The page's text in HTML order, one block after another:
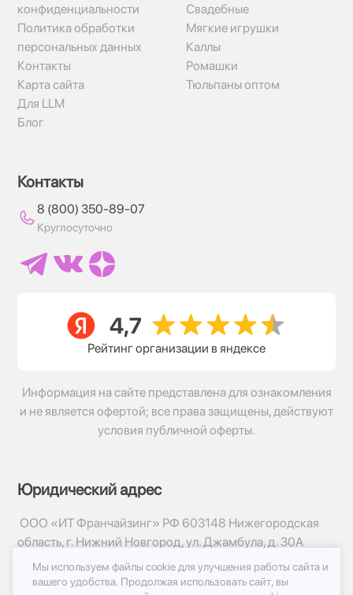
конфиденциальности
Политика обработки
персональных данных
Контакты
Карта сайта
Для LLM
Блог
Свадебные
Мягкие игрушки
Каллы
Ромашки
Тюльпаны оптом
Контакты
8 (800) 350-89-07
Круглосуточно
Рейтинг организации в яндексе
Информация на сайте представлена для ознакомления
и не является офертой; все права защищены, действуют
условия публичной оферты.
Юридический адрес
ООО «ИТ Франчайзинг» РФ 603148 Нижегородская
область, г. Нижний Новгород, ул. Джамбула, д. 30А
© 2017-2026г, База Цветов 24.ру
Мы используем файлы cookie для улучшения работы сайта и
вашего удобства. Продолжая использовать сайт, вы